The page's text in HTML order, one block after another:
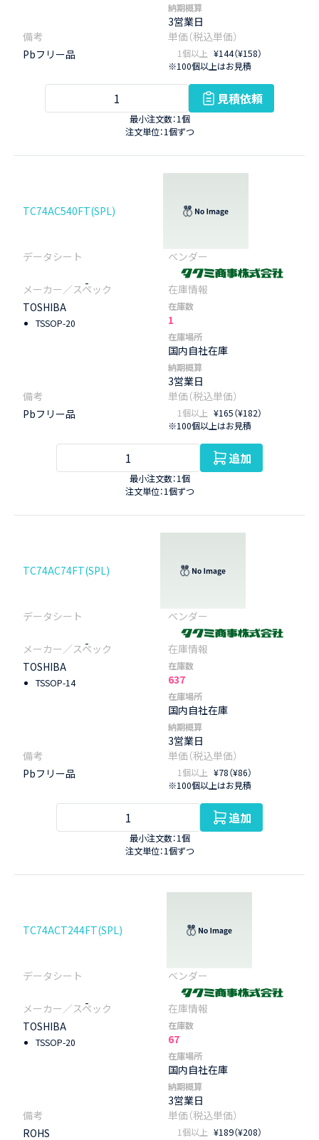
納期概算
3営業日
Pbフリー品 1個以上 ¥144（¥158）
※100個以上はお見積
見積依頼
最小注文数：1個
注文単位：1個ずつ
TC74AC540FT(SPL)
-
TOSHIBA
TSSOP-20
在庫数
1
在庫場所
国内自社在庫
納期概算
3営業日
Pbフリー品 1個以上 ¥165（¥182）
※100個以上はお見積
追加
最小注文数：1個
注文単位：1個ずつ
TC74AC74FT(SPL)
-
TOSHIBA
TSSOP-14
在庫数
637
在庫場所
国内自社在庫
納期概算
3営業日
Pbフリー品 1個以上 ¥78（¥86）
※100個以上はお見積
追加
最小注文数：1個
注文単位：1個ずつ
TC74ACT244FT(SPL)
-
TOSHIBA
TSSOP-20
在庫数
67
在庫場所
国内自社在庫
納期概算
3営業日
ROHS 1個以上 ¥189（¥208）